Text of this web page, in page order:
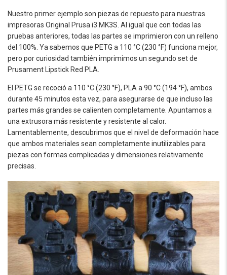
Nuestro primer ejemplo son piezas de repuesto para nuestras
impresoras Original Prusa i3 MK3S. Al igual que con todas las
pruebas anteriores, todas las partes se imprimieron con un relleno
del 100%. Ya sabemos que PETG a 110 °C (230 °F) funciona mejor,
pero por curiosidad también imprimimos un segundo set de
Prusament Lipstick Red PLA.
El PETG se recoció a 110 °C (230 °F), PLA a 90 °C (194 °F), ambos
durante 45 minutos esta vez, para asegurarse de que incluso las
partes más grandes se calienten completamente. Apuntamos a
una extrusora más resistente y resistente al calor.
Lamentablemente, descubrimos que el nivel de deformación hace
que ambos materiales sean completamente inutilizables para
piezas con formas complicadas y dimensiones relativamente
precisas.